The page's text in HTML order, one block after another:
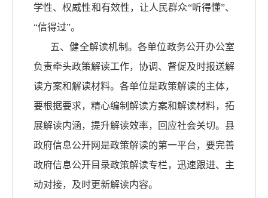
学性、权威性和有效性，让人民群众“听得懂”、
“信得过”。
五、健全解读机制。各单位政务公开办公室
负责牵头政策解读工作，协调、督促及时报送解
读方案和解读材料。各单位是政策解读的主体，
要根据要求，精心编制解读方案和解读材料，拓
展解读内涵，提升解读效率，回应社会关切。县
政府信息公开网是政策解读的第一平台，要完善
政府信息公开目录政策解读专栏，迅速跟进、主
动对接，及时更新解读内容。